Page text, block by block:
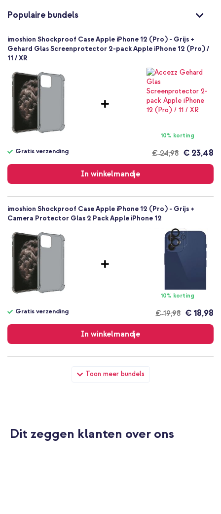
8719295444681
iP12-6141607702
Grijs
Geen
A2172, A2341, A2402, A2403, A2404, A2406,
A2407, A2408
Backcover, Softcase
Hoesje
Achterkant & Zijkant
Populaire bundels
Toon meer bundels
imoshion Shockproof Case Apple iPhone 12 (Pro) - Grijs +
Gehard Glas Screenprotector 2-pack Apple iPhone 12 (Pro) /
11 / XR
10% korting
€ 24,98
Gratis verzending € 23,48
In winkelmandje
verzending
imoshion Shockproof Case Apple iPhone 12 (Pro) - Grijs +
Camera Protector Glas 2 Pack Apple iPhone 12
10% korting
€ 19,98
Gratis verzending € 18,98
In winkelmandje
verzending
imoshion Shockproof Case Apple iPhone 12 (Pro) - Grijs + Wall
Charger - Oplader - USB-C en USB aansluiting - Power Delivery
Dit zeggen klanten over ons